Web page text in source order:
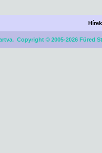
Hírek
Copyright © 2005-2026 Füred